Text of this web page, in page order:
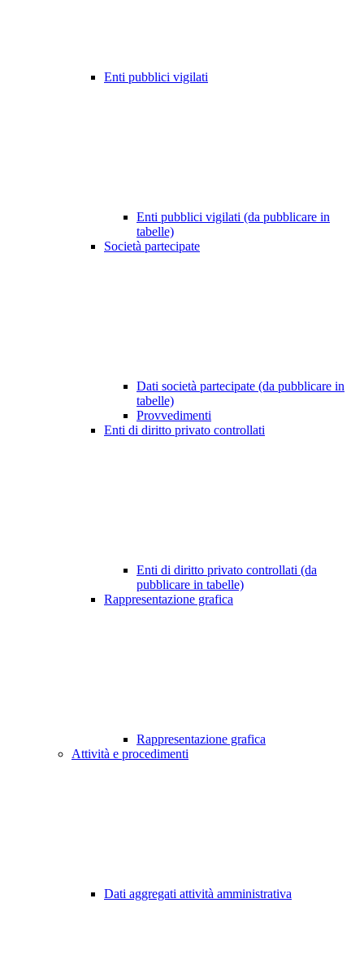
Enti pubblici vigilati
Enti pubblici vigilati (da pubblicare in
tabelle)
Società partecipate
Dati società partecipate (da pubblicare in
tabelle)
Provvedimenti
Enti di diritto privato controllati
Enti di diritto privato controllati (da
pubblicare in tabelle)
Rappresentazione grafica
Rappresentazione grafica
Attività e procedimenti
Dati aggregati attività amministrativa